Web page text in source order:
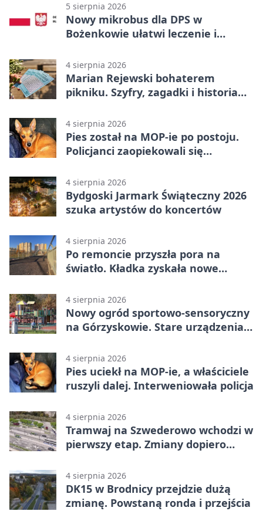
5 sierpnia 2026
Nowy mikrobus dla DPS w
Bożenkowie ułatwi leczenie i
4 sierpnia 2026
Marian Rejewski bohaterem
pikniku. Szyfry, zagadki i historia
4 sierpnia 2026
Pies został na MOP-ie po postoju.
Policjanci zaopiekowali się
4 sierpnia 2026
Bydgoski Jarmark Świąteczny 2026
szuka artystów do koncertów
4 sierpnia 2026
Po remoncie przyszła pora na
światło. Kładka zyskała nowe
4 sierpnia 2026
Nowy ogród sportowo-sensoryczny
na Górzyskowie. Stare urządzenia
4 sierpnia 2026
Pies uciekł na MOP-ie, a właściciele
ruszyli dalej. Interweniowała policja
4 sierpnia 2026
Tramwaj na Szwederowo wchodzi w
pierwszy etap. Zmiany dopiero
4 sierpnia 2026
DK15 w Brodnicy przejdzie dużą
zmianę. Powstaną ronda i przejścia